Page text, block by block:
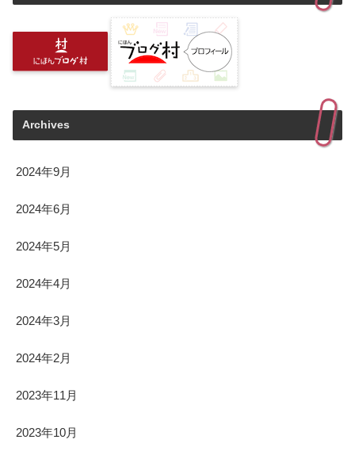
Archives
2024年9月
2024年6月
2024年5月
2024年4月
2024年3月
2024年2月
2023年11月
2023年10月